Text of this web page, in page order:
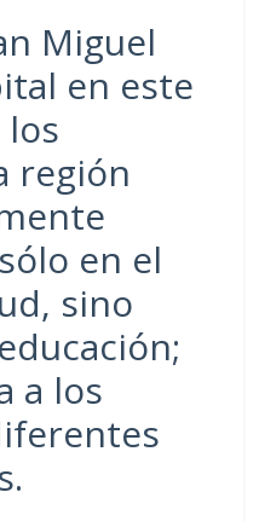
Miguel
en este
región
en el
sino
a los